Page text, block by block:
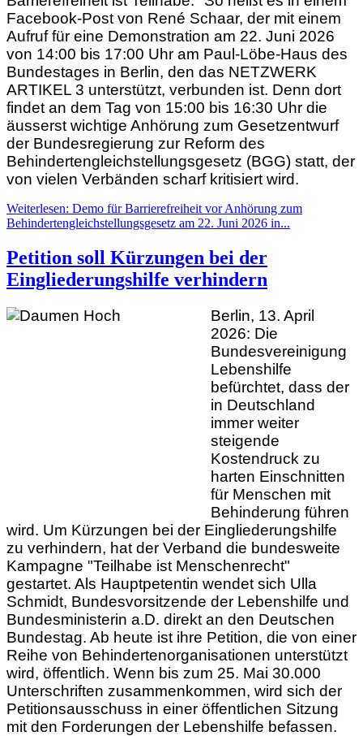
Facebook-Post von René Schaar, der mit einem
Aufruf für eine Demonstration am 22. Juni 2026
von 14:00 bis 17:00 Uhr am Paul-Löbe-Haus des
Bundestages in Berlin, den das NETZWERK
ARTIKEL 3 unterstützt, verbunden ist. Denn dort
findet an dem Tag von 15:00 bis 16:30 Uhr die
äusserst wichtige Anhörung zum Gesetzentwurf
der Bundesregierung zur Reform des
Behindertengleichstellungsgesetz (BGG) statt, der
von vielen Verbänden scharf kritisiert wird.
Weiterlesen: Demo für Barrierefreiheit vor Anhörung zum
Behindertengleichstellungsgesetz am 22. Juni 2026 in...
Petition soll Kürzungen bei der
Eingliederungshilfe verhindern
Berlin, 13. April
2026: Die
Bundesvereinigung
Lebenshilfe
befürchtet, dass der
in Deutschland
immer weiter
steigende
Kostendruck zu
harten Einschnitten
für Menschen mit
Behinderung führen
wird. Um Kürzungen bei der Eingliederungshilfe
zu verhindern, hat der Verband die bundesweite
Kampagne "Teilhabe ist Menschenrecht"
gestartet. Als Hauptpetentin wendet sich Ulla
Schmidt, Bundesvorsitzende der Lebenshilfe und
Bundesministerin a.D. direkt an den Deutschen
Bundestag. Ab heute ist ihre Petition, die von einer
Reihe von Behindertenorganisationen unterstützt
wird, öffentlich. Wenn bis zum 25. Mai 30.000
Unterschriften zusammenkommen, wird sich der
Petitionsausschuss in einer öffentlichen Sitzung
mit den Forderungen der Lebenshilfe befassen.